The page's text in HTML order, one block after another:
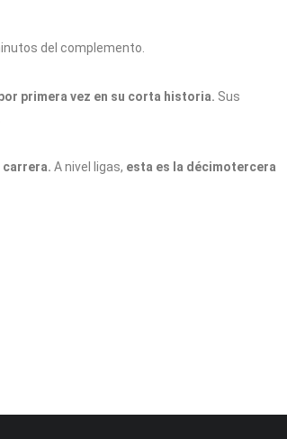
del complemento.
primera vez en su corta historia. Sus
carrera. A nivel ligas, esta es la décimotercera